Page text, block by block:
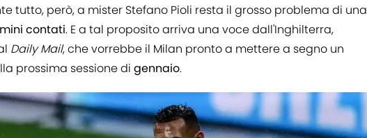
tutto, però, a mister Stefano Pioli resta il grosso problema di una
contati. E a tal proposito arriva una voce dall'Inghilterra,
Daily Mail, che vorrebbe il Milan pronto a mettere a segno un
prossima sessione di gennaio.